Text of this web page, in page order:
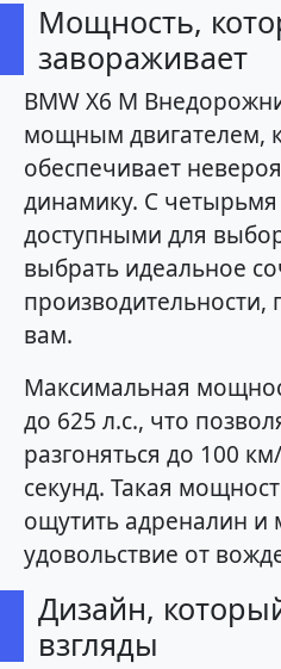
Мощность,
завораживает
BMW X6 M
мощным двигателем,
обеспечивает
динамику. С
доступными для
выбрать идеальное
вам.
Максимальная
до 625 л.с., что
разгоняться до 100
секунд. Такая
ощутить адреналин и
удовольствие от
Дизайн,
взгляды